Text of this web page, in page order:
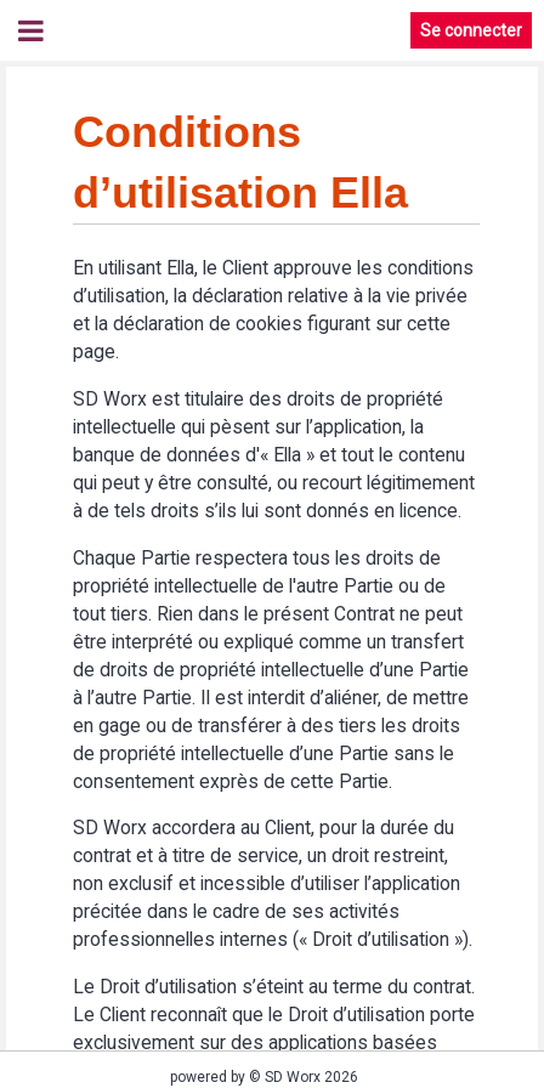
Se connecter
Conditions
d’utilisation Ella
En utilisant Ella, le Client approuve les conditions
d’utilisation, la déclaration relative à la vie privée
et la déclaration de cookies figurant sur cette
page.
SD Worx est titulaire des droits de propriété
intellectuelle qui pèsent sur l’application, la
banque de données d'« Ella » et tout le contenu
qui peut y être consulté, ou recourt légitimement
à de tels droits s’ils lui sont donnés en licence.
Chaque Partie respectera tous les droits de
propriété intellectuelle de l'autre Partie ou de
tout tiers. Rien dans le présent Contrat ne peut
être interprété ou expliqué comme un transfert
de droits de propriété intellectuelle d’une Partie
à l’autre Partie. Il est interdit d’aliéner, de mettre
en gage ou de transférer à des tiers les droits
de propriété intellectuelle d’une Partie sans le
consentement exprès de cette Partie.
SD Worx accordera au Client, pour la durée du
contrat et à titre de service, un droit restreint,
non exclusif et incessible d’utiliser l’application
précitée dans le cadre de ses activités
professionnelles internes (« Droit d’utilisation »).
Le Droit d’utilisation s’éteint au terme du contrat.
Le Client reconnaît que le Droit d’utilisation porte
exclusivement sur des applications basées
Web. Le Client s’abstiendra (i) d’utiliser
powered by © SD Worx 2026